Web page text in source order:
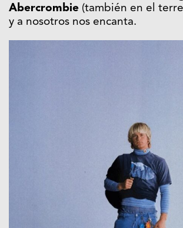
Abercrombie (también en el
y a nosotros nos encanta.